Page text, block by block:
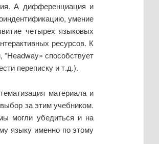
А дифференциация и
умение
четырех языковых
ресурсов. К
способствует
переписку и т.д.).
материала и
за этим учебником.
могли убедиться и на
языку именно по этому